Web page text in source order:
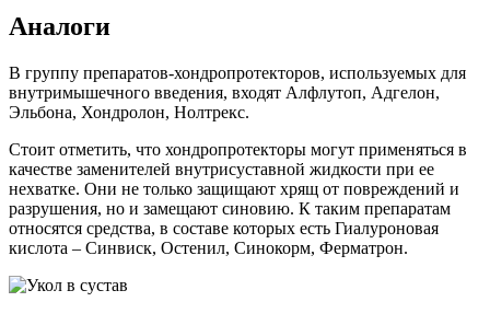
Аналоги
В группу препаратов-хондропротекторов, используемых для
внутримышечного введения, входят Алфлутоп, Адгелон,
Эльбона, Хондролон, Нолтрекс.
Стоит отметить, что хондропротекторы могут применяться в
качестве заменителей внутрисуставной жидкости при ее
нехватке. Они не только защищают хрящ от повреждений и
разрушения, но и замещают синовию. К таким препаратам
относятся средства, в составе которых есть Гиалуроновая
кислота – Синвиск, Остенил, Синокорм, Ферматрон.